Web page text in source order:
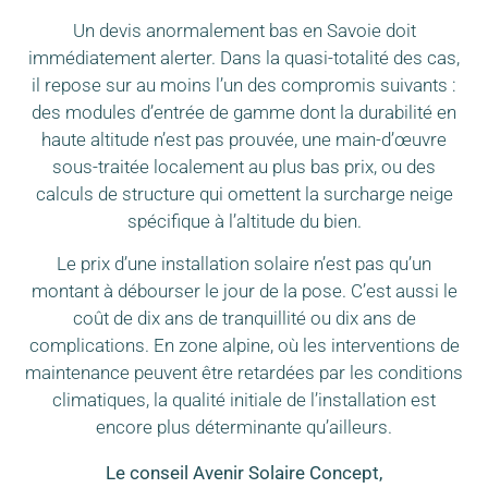
Un devis anormalement bas en Savoie doit
immédiatement alerter. Dans la quasi-totalité des cas,
il repose sur au moins l’un des compromis suivants :
des modules d’entrée de gamme dont la durabilité en
haute altitude n’est pas prouvée, une main-d’œuvre
sous-traitée localement au plus bas prix, ou des
calculs de structure qui omettent la surcharge neige
spécifique à l’altitude du bien.
Le prix d’une installation solaire n’est pas qu’un
montant à débourser le jour de la pose. C’est aussi le
coût de dix ans de tranquillité ou dix ans de
complications. En zone alpine, où les interventions de
maintenance peuvent être retardées par les conditions
climatiques, la qualité initiale de l’installation est
encore plus déterminante qu’ailleurs.
Le conseil Avenir Solaire Concept,